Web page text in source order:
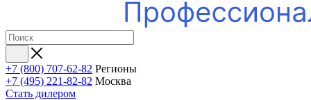
+7 (800) 707-62-82 Регионы
+7 (495) 221-82-82 Москва
Стать дилером